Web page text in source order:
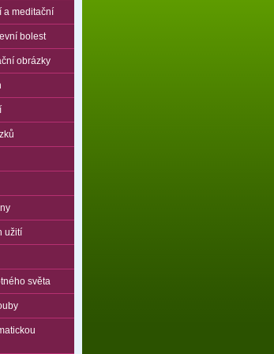
a meditační
bolest
obrázky
užití
světa